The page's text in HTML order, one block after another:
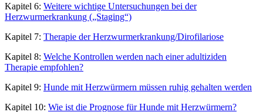
Kapitel 6: Weitere wichtige Untersuchungen bei der
Herzwurmerkrankung („Staging“)
Kapitel 7: Therapie der Herzwurmerkrankung/Dirofilariose
Kapitel 8: Welche Kontrollen werden nach einer adultiziden
Therapie empfohlen?
Kapitel 9: Hunde mit Herzwürmern müssen ruhig gehalten werden
Kapitel 10: Wie ist die Prognose für Hunde mit Herzwürmern?